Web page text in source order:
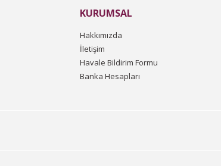
KURUMSAL
Hakkımızda
İletişim
Havale Bildirim Formu
Banka Hesapları